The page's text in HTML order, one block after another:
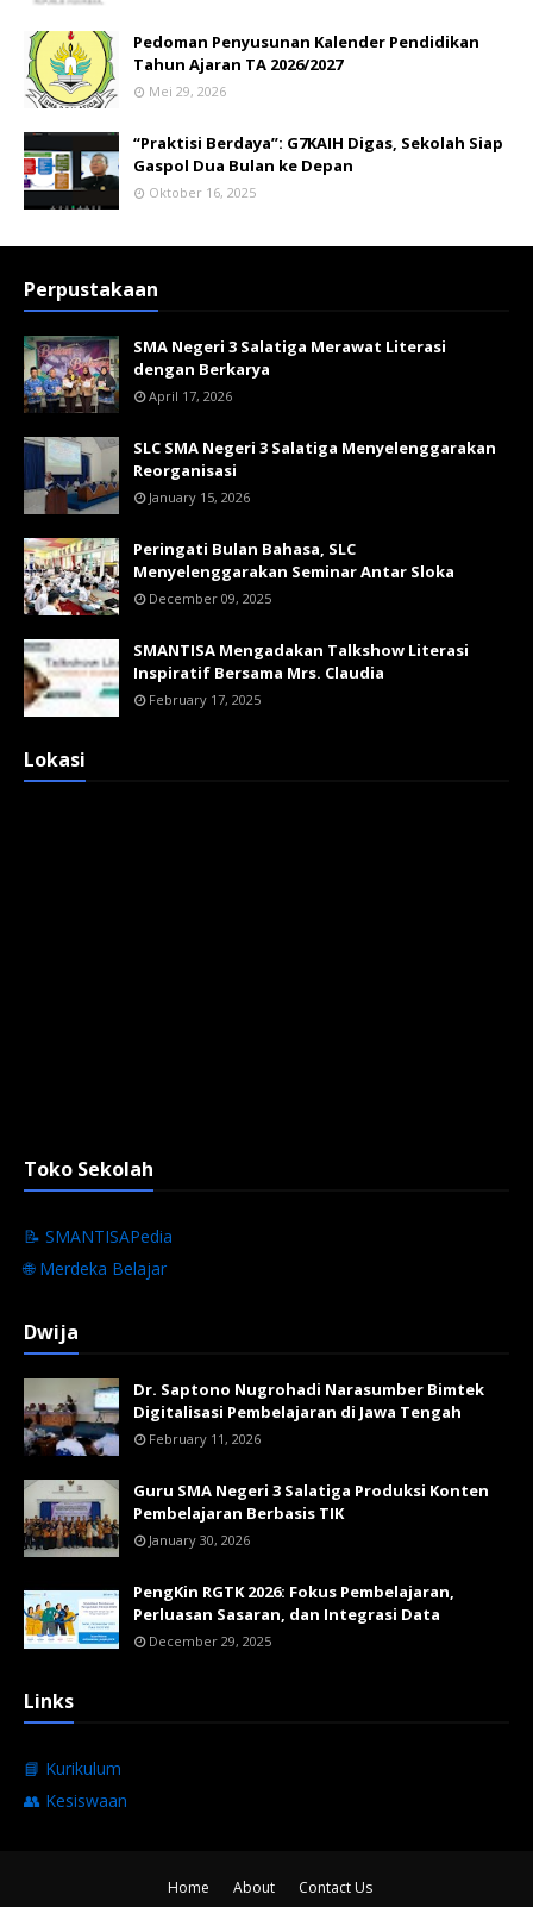
Pedoman Penyusunan Kalender Pendidikan
Tahun Ajaran TA 2026/2027
Mei 29, 2026
“Praktisi Berdaya”: G7KAIH Digas, Sekolah Siap
Gaspol Dua Bulan ke Depan
Oktober 16, 2025
Perpustakaan
SMA Negeri 3 Salatiga Merawat Literasi
dengan Berkarya
April 17, 2026
SLC SMA Negeri 3 Salatiga Menyelenggarakan
Reorganisasi
January 15, 2026
Peringati Bulan Bahasa, SLC
Menyelenggarakan Seminar Antar Sloka
December 09, 2025
SMANTISA Mengadakan Talkshow Literasi
Inspiratif Bersama Mrs. Claudia
February 17, 2025
Lokasi
Toko Sekolah
📝 SMANTISAPedia
🌐 Merdeka Belajar
Dwija
Dr. Saptono Nugrohadi Narasumber Bimtek
Digitalisasi Pembelajaran di Jawa Tengah
February 11, 2026
Guru SMA Negeri 3 Salatiga Produksi Konten
Pembelajaran Berbasis TIK
January 30, 2026
PengKin RGTK 2026: Fokus Pembelajaran,
Perluasan Sasaran, dan Integrasi Data
December 29, 2025
Links
📘 Kurikulum
👥 Kesiswaan
Home About Contact Us